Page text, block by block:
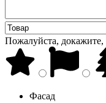
Пожалуйста,
Фасад